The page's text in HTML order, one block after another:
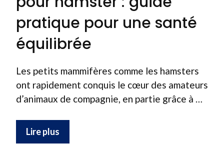
pratique pour une santé
équilibrée
Les petits mammifères comme les hamsters
ont rapidement conquis le cœur des amateurs
d’animaux de compagnie, en partie grâce à …
Lire plus